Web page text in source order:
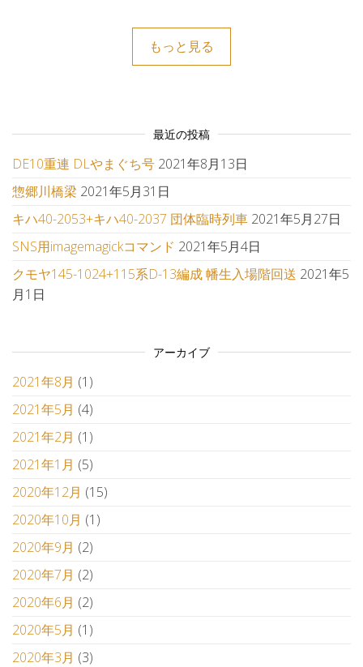
もっと見る
最近の投稿
DE10重連 DLやまぐち号 2021年8月13日
惣郷川橋梁 2021年5月31日
キハ40-2053+キハ40-2037 団体臨時列車 2021年5月27日
SNS用imagemagickコマンド 2021年5月4日
クモヤ145-1024+115系D-13編成 幡生入場階回送 2021年5
月1日
アーカイブ
2021年8月 (1)
2021年5月 (4)
2021年2月 (1)
2021年1月 (5)
2020年12月 (15)
2020年10月 (1)
2020年9月 (2)
2020年7月 (2)
2020年6月 (2)
2020年5月 (1)
2020年3月 (3)